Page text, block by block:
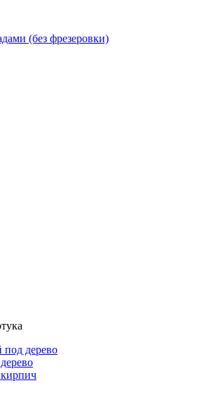
(без фрезеровки)
дерево